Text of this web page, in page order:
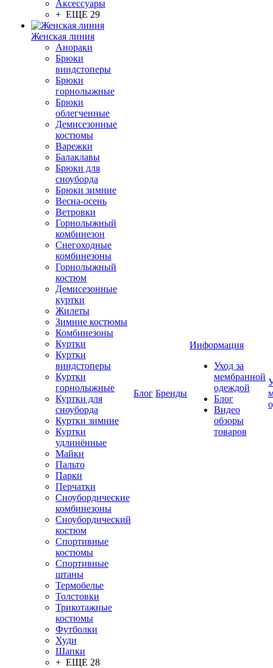
Аксессуары
+ ЕЩЕ 29
Женская линия
Анораки
Брюки
виндстоперы
Брюки
горнолыжные
Брюки
облегченные
Демисезонные
костюмы
Варежки
Балаклавы
Брюки для
сноуборда
Брюки зимние
Весна-осень
Ветровки
Горнолыжный
комбинезон
Снегоходные
комбинезоны
Горнолыжный
костюм
Демисезонные
куртки
Жилеты
Зимние костюмы
Комбинезоны
Куртки
Куртки
виндстоперы
Куртки
горнолыжные
Куртки для
сноуборда
Куртки зимние
Куртки
удлинённые
Майки
Пальто
Парки
Перчатки
Сноубордические
комбинезоны
Сноубордический
костюм
Спортивные
костюмы
Спортивные
штаны
Термобелье
Толстовки
Трикотажные
костюмы
Футболки
Худи
Шапки
+ ЕЩЕ 28
Блог Бренды
Информация
Уход за
мембранной
одеждой
Блог
Видео
обзоры
товаров